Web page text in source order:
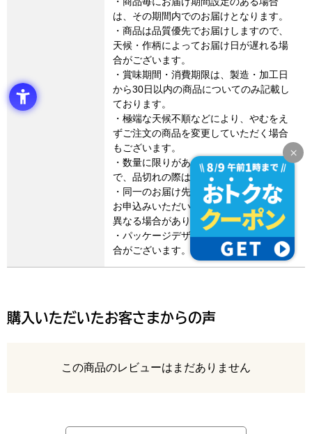
は、その期間内でのお届けとなります。
・商品は品質優先でお届けしますので、
天候・作柄によってお届け日が遅れる場
合がございます。
・賞味期間・消費期限は、製造・加工日
から30日以内の商品についてのみ記載し
ております。
・極端な天候不順などにより、やむをえ
ずご注文の商品を変更していただく場合
もございます。
・数量に限りがある商品もございますの
で、品切れの際はご容赦ください。
・同一のお届け先に異なる商品を2点以上
お申込みいただいた場合は、お届け日が
異なる場合があります。
・パッケージデザイン等が変更になる場
合がございます。
購入いただいたお客さまからの声
レビュー
この商品のレビューはまだありません